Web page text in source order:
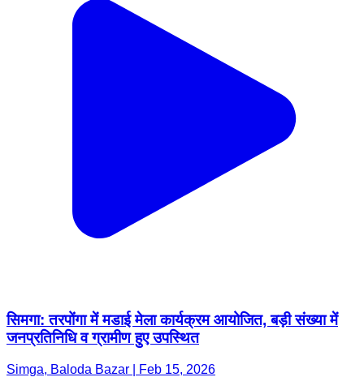
सिमगा: तरपोंगा में मडाई मेला कार्यक्रम आयोजित, बड़ी संख्या में
जनप्रतिनिधि व ग्रामीण हुए उपस्थित
Simga, Baloda Bazar | Feb 15, 2026